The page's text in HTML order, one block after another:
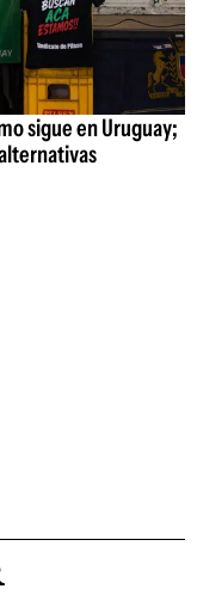
sigue en Uruguay;